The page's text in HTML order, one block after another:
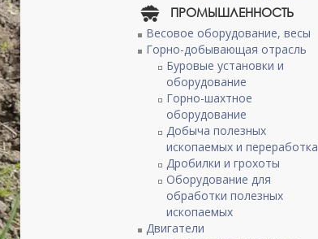
ПРОМЫШЛЕННОСТЬ
Весовое оборудование, весы
Горно-добывающая отрасль
Буровые установки и
оборудование
Горно-шахтное
оборудование
Добыча полезных
ископаемых и переработка
Дробилки и грохоты
Оборудование для
обработки полезных
ископаемых
Двигатели